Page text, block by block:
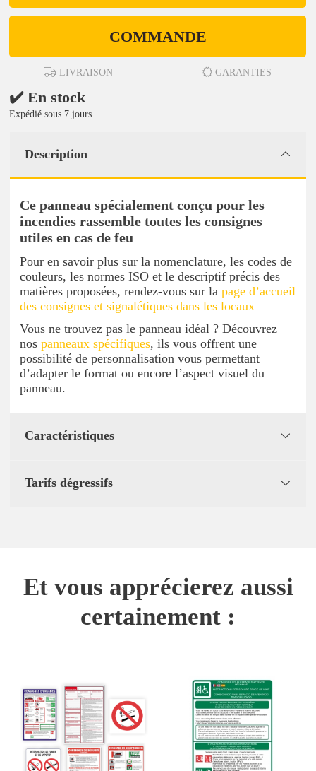
COMMANDE
LIVRAISON GARANTIES
✔️ En stock
Expédié sous 7 jours
Description
Ce panneau spécialement conçu pour les
incendies rassemble toutes les consignes
utiles en cas de feu
Pour en savoir plus sur la nomenclature, les codes de
couleurs, les normes ISO et le descriptif précis des
matières proposées, rendez-vous sur la page d’accueil
des consignes et signalétiques dans les locaux
Vous ne trouvez pas le panneau idéal ? Découvrez
nos panneaux spécifiques, ils vous offrent une
possibilité de personnalisation vous permettant
d’adapter le format ou encore l’aspect visuel du
panneau.
Caractéristiques
Tarifs dégressifs
Et vous apprécierez aussi
certainement :